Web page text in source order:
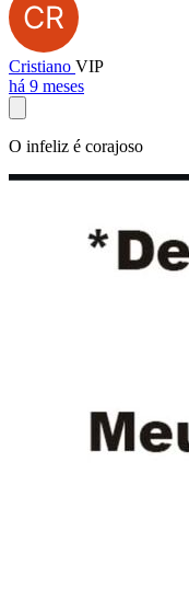
Cristiano VIP
há 9 meses
O infeliz é corajoso